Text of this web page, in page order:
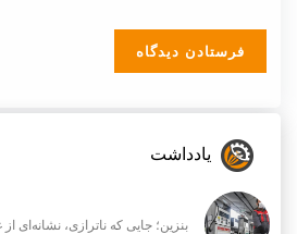
یادداشت
بنزین؛ جایی که ناترازی، نشانه‌ای